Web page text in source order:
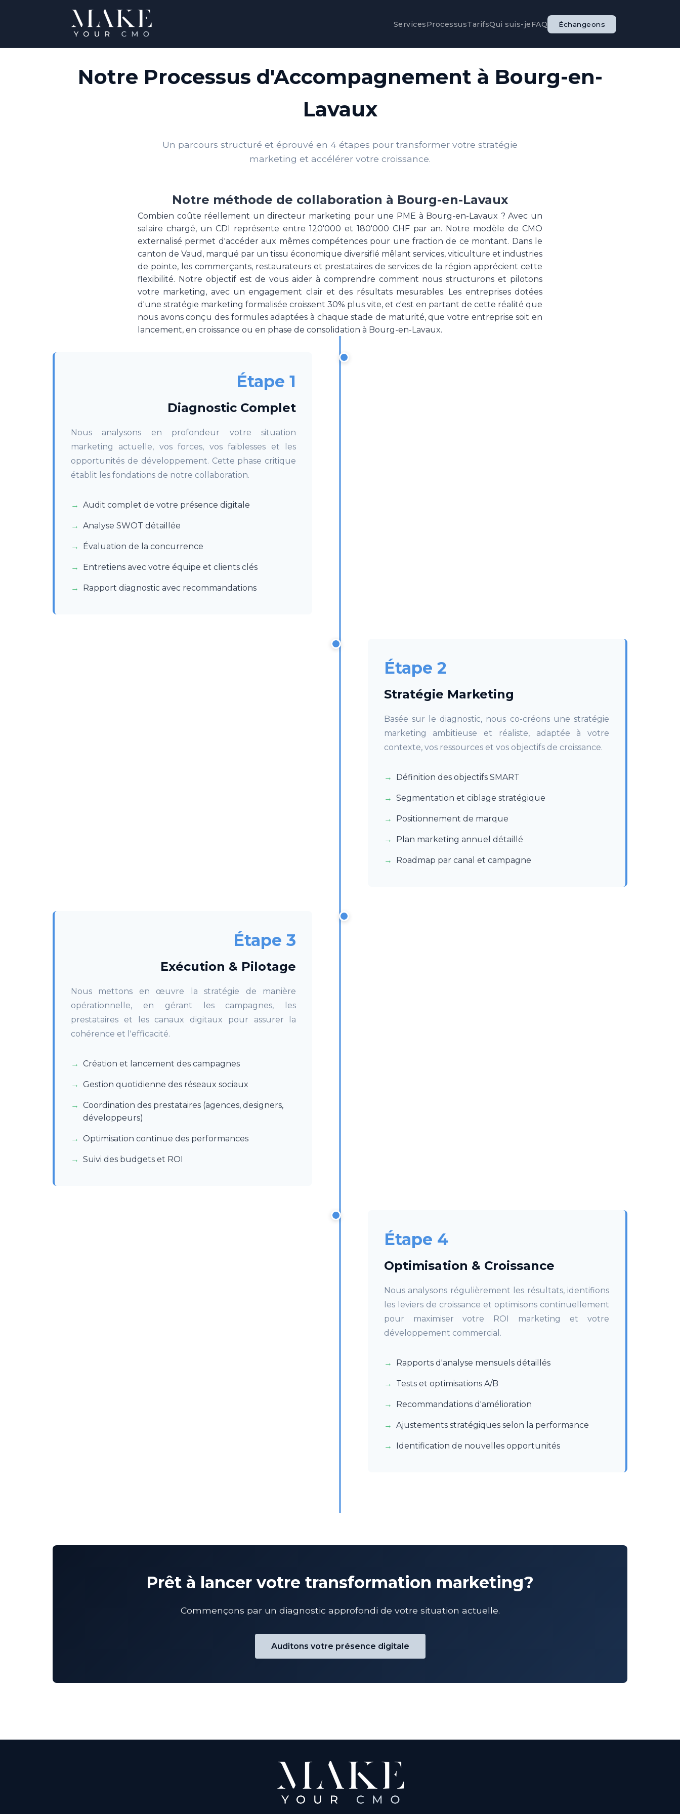
ServicesProcessusTarifsQui suis-jeFAQ Échangeons
Notre Processus d'Accompagnement à Bourg-en-
Lavaux
Un parcours structuré et éprouvé en 4 étapes pour transformer votre stratégie
marketing et accélérer votre croissance.
Notre méthode de collaboration à Bourg-en-Lavaux
Combien coûte réellement un directeur marketing pour une PME à Bourg-en-Lavaux ? Avec un
salaire chargé, un CDI représente entre 120'000 et 180'000 CHF par an. Notre modèle de CMO
externalisé permet d'accéder aux mêmes compétences pour une fraction de ce montant. Dans le
canton de Vaud, marqué par un tissu économique diversifié mêlant services, viticulture et industries
de pointe, les commerçants, restaurateurs et prestataires de services de la région apprécient cette
flexibilité. Notre objectif est de vous aider à comprendre comment nous structurons et pilotons
votre marketing, avec un engagement clair et des résultats mesurables. Les entreprises dotées
d'une stratégie marketing formalisée croissent 30% plus vite, et c'est en partant de cette réalité que
nous avons conçu des formules adaptées à chaque stade de maturité, que votre entreprise soit en
lancement, en croissance ou en phase de consolidation à Bourg-en-Lavaux.
Étape 1
Diagnostic Complet
Nous analysons en profondeur votre situation
marketing actuelle, vos forces, vos faiblesses et les
opportunités de développement. Cette phase critique
établit les fondations de notre collaboration.
Audit complet de votre présence digitale
Analyse SWOT détaillée
Évaluation de la concurrence
Entretiens avec votre équipe et clients clés
Rapport diagnostic avec recommandations
Étape 2
Stratégie Marketing
Basée sur le diagnostic, nous co-créons une stratégie
marketing ambitieuse et réaliste, adaptée à votre
contexte, vos ressources et vos objectifs de croissance.
Définition des objectifs SMART
Segmentation et ciblage stratégique
Positionnement de marque
Plan marketing annuel détaillé
Roadmap par canal et campagne
Étape 3
Exécution & Pilotage
Nous mettons en œuvre la stratégie de manière
opérationnelle, en gérant les campagnes, les
prestataires et les canaux digitaux pour assurer la
cohérence et l'efficacité.
Création et lancement des campagnes
Gestion quotidienne des réseaux sociaux
Coordination des prestataires (agences, designers,
développeurs)
Optimisation continue des performances
Suivi des budgets et ROI
Étape 4
Optimisation & Croissance
Nous analysons régulièrement les résultats, identifions
les leviers de croissance et optimisons continuellement
pour maximiser votre ROI marketing et votre
développement commercial.
Rapports d'analyse mensuels détaillés
Tests et optimisations A/B
Recommandations d'amélioration
Ajustements stratégiques selon la performance
Identification de nouvelles opportunités
Prêt à lancer votre transformation marketing?
Commençons par un diagnostic approfondi de votre situation actuelle.
Auditons votre présence digitale